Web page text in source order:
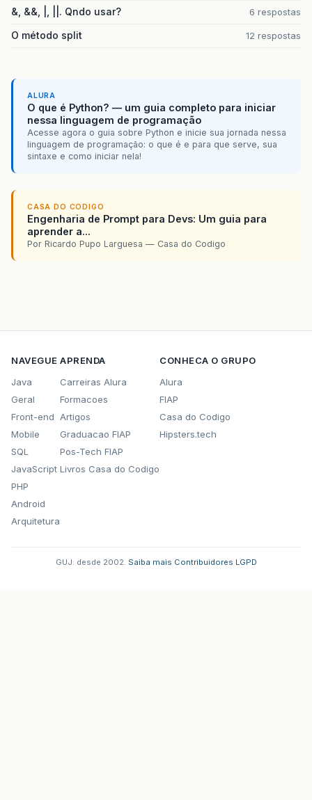
&, &&, |, ||. Qndo usar? 6 respostas
O método split 12 respostas
ALURA
O que é Python? — um guia completo para iniciar
nessa linguagem de programação
Acesse agora o guia sobre Python e inicie sua jornada nessa
linguagem de programação: o que é e para que serve, sua
sintaxe e como iniciar nela!
CASA DO CODIGO
Engenharia de Prompt para Devs: Um guia para
aprender a...
Por Ricardo Pupo Larguesa — Casa do Codigo
NAVEGUE
Java
Geral
Front-end
Mobile
SQL
JavaScript
PHP
Android
Arquitetura
APRENDA
Carreiras Alura
Formacoes
Artigos
Graduacao FIAP
Pos-Tech FIAP
Livros Casa do Codigo
CONHECA O GRUPO
Alura
FIAP
Casa do Codigo
Hipsters.tech
GUJ: desde 2002. Saiba mais Contribuidores LGPD